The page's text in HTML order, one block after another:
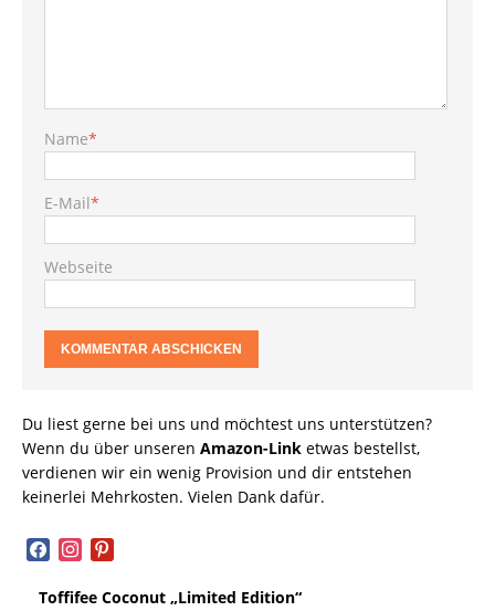
Name*
E-Mail*
Webseite
Du liest gerne bei uns und möchtest uns unterstützen?
Wenn du über unseren Amazon-Link etwas bestellst,
verdienen wir ein wenig Provision und dir entstehen
keinerlei Mehrkosten. Vielen Dank dafür.
facebookinstagram
pinterest
Toffifee Coconut „Limited Edition“